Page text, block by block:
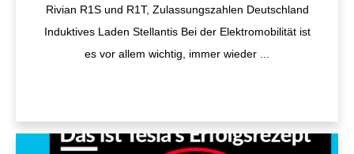
Rivian R1S und R1T, Zulassungszahlen Deutschland
Induktives Laden Stellantis Bei der Elektromobilität ist
es vor allem wichtig, immer wieder